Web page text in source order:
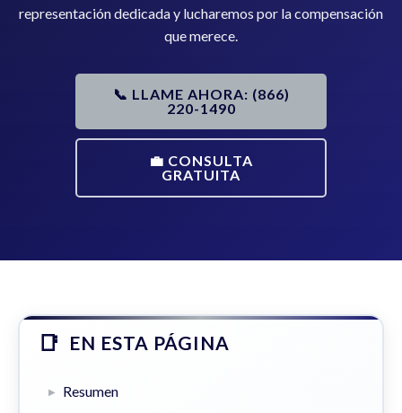
representación dedicada y lucharemos por la compensación
que merece.
📞 LLAME AHORA: (866)
220-1490
💼 CONSULTA
GRATUITA
EN ESTA PÁGINA
Resumen